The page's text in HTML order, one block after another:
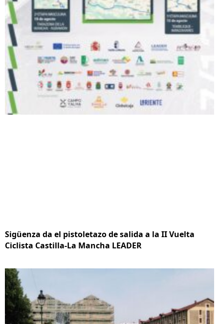
Sigüenza da el pistoletazo de salida a la II Vuelta
Ciclista Castilla-La Mancha LEADER